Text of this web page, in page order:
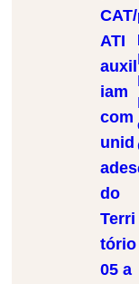
CAT/
ATI
auxil
iam
com
unid
ades
do
Terri
tório
05 a